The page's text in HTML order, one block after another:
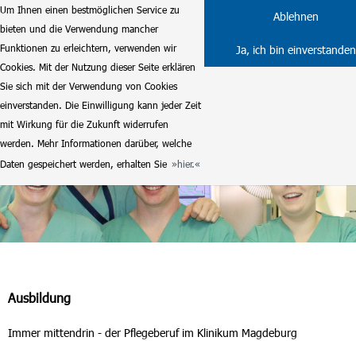
Um Ihnen einen bestmöglichen Service zu
bieten und die Verwendung mancher
Funktionen zu erleichtern, verwenden wir
Cookies. Mit der Nutzung dieser Seite erklären
Sie sich mit der Verwendung von Cookies
einverstanden. Die Einwilligung kann jeder Zeit
mit Wirkung für die Zukunft widerrufen
werden. Mehr Informationen darüber, welche
Daten gespeichert werden, erhalten Sie
hier.
Ablehnen
Ja, ich bin einverstanden
Ausbildung
Immer mittendrin - der Pflegeberuf im Klinikum Magdeburg